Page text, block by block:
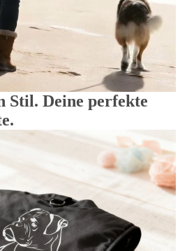
Stil. Deine perfekte